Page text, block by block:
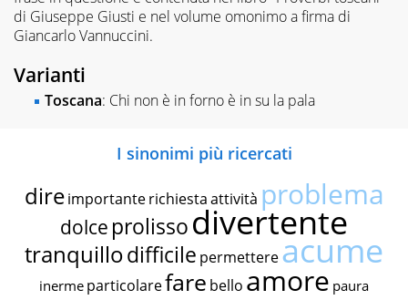
di Giuseppe Giusti e nel volume omonimo a firma di
Giancarlo Vannuccini.
Varianti
Toscana: Chi non è in forno è in su la pala
I sinonimi più ricercati
dire importante richiestaattività problema
dolce prolissodivertente
tranquillodifficile permettereacume
inerme particolarefare bello amore paura